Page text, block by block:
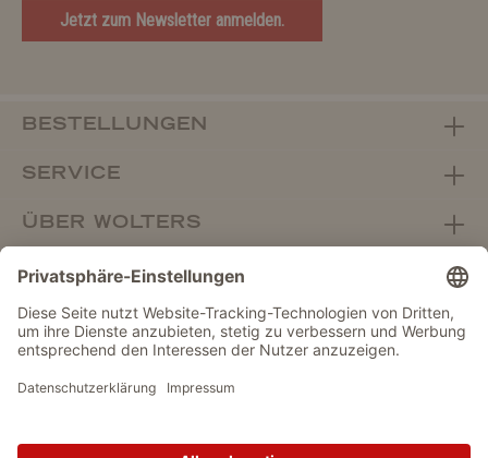
Jetzt zum Newsletter anmelden.
BESTELLUNGEN
SERVICE
ÜBER WOLTERS
FACHHANDEL
Vertrag widerrufen